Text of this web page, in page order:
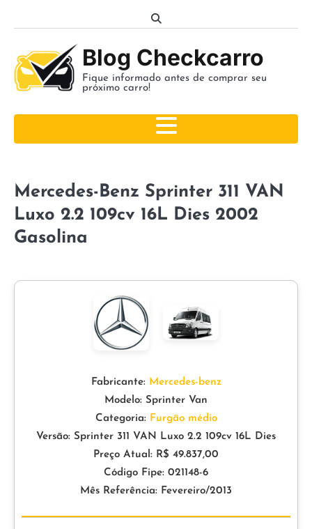
Blog Checkcarro
Fique informado antes de comprar seu
próximo carro!
Mercedes-Benz Sprinter 311 VAN
Luxo 2.2 109cv 16L Dies 2002
Gasolina
Fabricante: Mercedes-benz
Modelo: Sprinter Van
Categoria: Furgão médio
Versão: Sprinter 311 VAN Luxo 2.2 109cv 16L Dies
Preço Atual: R$ 49.837,00
Código Fipe: 021148-6
Mês Referência: Fevereiro/2013